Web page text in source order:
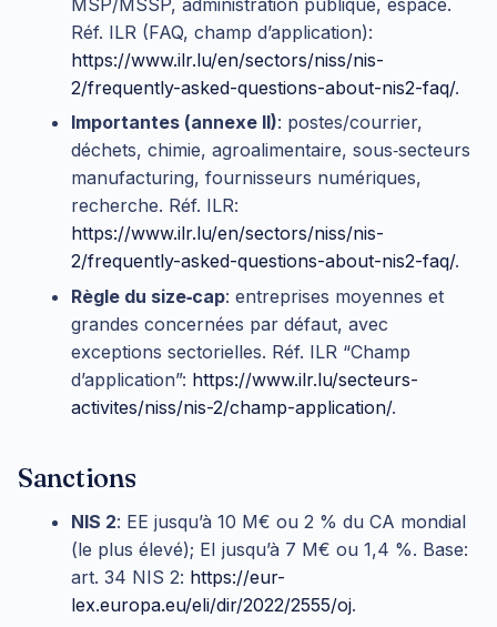
Réf. ILR (FAQ, champ d’application):
https://www.ilr.lu/en/sectors/niss/nis-
2/frequently-asked-questions-about-nis2-faq/.
Importantes (annexe II): postes/courrier,
déchets, chimie, agroalimentaire, sous‑secteurs
manufacturing, fournisseurs numériques,
recherche. Réf. ILR:
https://www.ilr.lu/en/sectors/niss/nis-
2/frequently-asked-questions-about-nis2-faq/.
Règle du size‑cap: entreprises moyennes et
grandes concernées par défaut, avec
exceptions sectorielles. Réf. ILR “Champ
d’application”: https://www.ilr.lu/secteurs-
activites/niss/nis-2/champ-application/.
Sanctions
NIS 2: EE jusqu’à 10 M€ ou 2 % du CA mondial
(le plus élevé); EI jusqu’à 7 M€ ou 1,4 %. Base:
art. 34 NIS 2: https://eur-
lex.europa.eu/eli/dir/2022/2555/oj.